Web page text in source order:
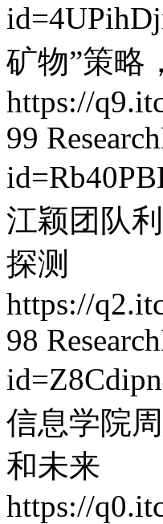
矿物”策略
https://
99
江颖团队
探测
https://
98
信息学院
和未来
https://